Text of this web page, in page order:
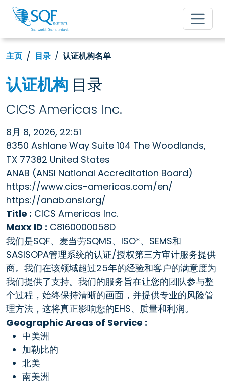
主页 目录 认证机构名单
认证机构 目录
CICS Americas Inc.
8月 8, 2026, 22:51
8350 Ashlane Way Suite 104 The Woodlands,
TX 77382 United States
ANAB (ANSI National Accreditation Board)
https://www.cics-americas.com/en/
https://anab.ansi.org/
Title : CICS Americas Inc.
Maxx ID : C8160000058D
我们是SQF、麦当劳SQMS、ISO*、SEMS和
SASISOPA管理系统的认证/授权第三方审计服务提供
商。我们在该领域超过25年的经验和客户的满意度为
我们提供了支持。我们的服务旨在让您的团队参与整
个过程，始终保持清晰的画面，并提供专业的风险管
理方法，这将真正影响您的EHS、质量和利润。
Geographic Areas of Service :
中美洲
加勒比的
北美
南美洲